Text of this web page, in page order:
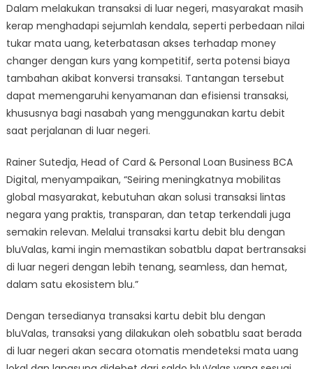
Dalam melakukan transaksi di luar negeri, masyarakat masih
kerap menghadapi sejumlah kendala, seperti perbedaan nilai
tukar mata uang, keterbatasan akses terhadap money
changer dengan kurs yang kompetitif, serta potensi biaya
tambahan akibat konversi transaksi. Tantangan tersebut
dapat memengaruhi kenyamanan dan efisiensi transaksi,
khususnya bagi nasabah yang menggunakan kartu debit
saat perjalanan di luar negeri.
Rainer Sutedja, Head of Card & Personal Loan Business BCA
Digital, menyampaikan, “Seiring meningkatnya mobilitas
global masyarakat, kebutuhan akan solusi transaksi lintas
negara yang praktis, transparan, dan tetap terkendali juga
semakin relevan. Melalui transaksi kartu debit blu dengan
bluValas, kami ingin memastikan sobatblu dapat bertransaksi
di luar negeri dengan lebih tenang, seamless, dan hemat,
dalam satu ekosistem blu.”
Dengan tersedianya transaksi kartu debit blu dengan
bluValas, transaksi yang dilakukan oleh sobatblu saat berada
di luar negeri akan secara otomatis mendeteksi mata uang